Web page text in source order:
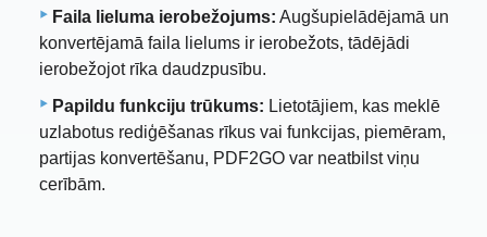
Faila lieluma ierobežojums: Augšupielādējamā un
konvertējamā faila lielums ir ierobežots, tādējādi
ierobežojot rīka daudzpusību.
Papildu funkciju trūkums: Lietotājiem, kas meklē
uzlabotus rediģēšanas rīkus vai funkcijas, piemēram,
partijas konvertēšanu, PDF2GO var neatbilst viņu
cerībām.